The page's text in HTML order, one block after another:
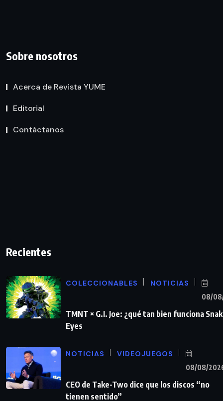
Sobre nosotros
Acerca de Revista YUME
Editorial
Contáctanos
Recientes
COLECCIONABLES NOTICIAS
08/
TMNT × G.I. Joe: ¿qué tan bien funciona
Eyes
NOTICIAS VIDEOJUEGOS
08/08/
CEO de Take-Two dice que los discos “no
tienen sentido”